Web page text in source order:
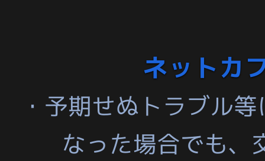
ネットカ
・予期せぬトラブル
なった場合でも、